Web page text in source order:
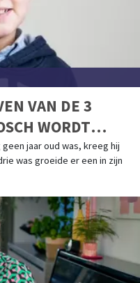
VAN DE 3
WORDT
geen jaar oud was, kreeg hij
was groeide er een in zijn